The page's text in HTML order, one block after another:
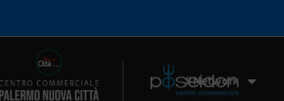
Il Network